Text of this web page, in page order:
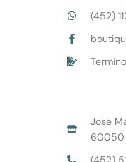
(452)
Jose
60050